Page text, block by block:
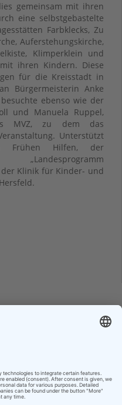
gemeinsam mit ihren
eine selbstgebastelte
Farbklecks, Zu
Auferstehungskirche,
Klimperklein und
ihren Kindern. Diese
für die Kreisstadt in
Bürgermeisterin Anke
ebenso wie der
und Manuela Ruppel,
MVZ, zu dem das
Unterstützt
Hilfen, der
der Klinik für Kinder- und
GmbH
29